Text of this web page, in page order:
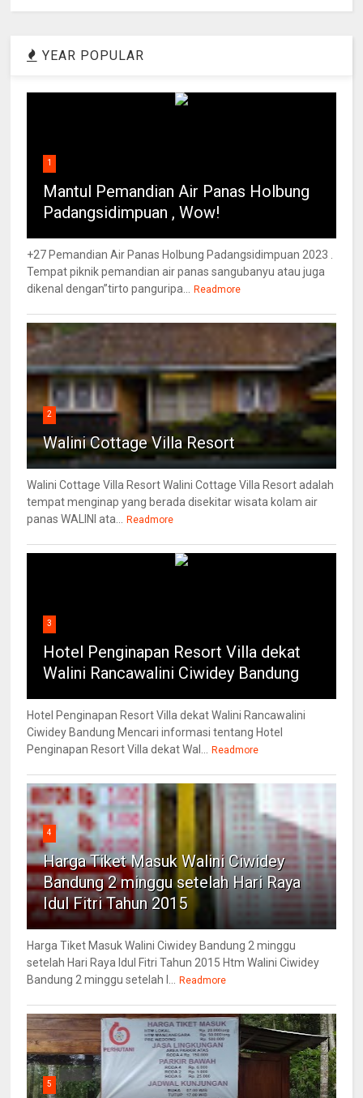
YEAR POPULAR
1
Mantul Pemandian Air Panas Holbung
Padangsidimpuan , Wow!
+27 Pemandian Air Panas Holbung Padangsidimpuan 2023 .
Tempat piknik pemandian air panas sangubanyu atau juga
dikenal dengan”tirto panguripa...
Readmore
2
Walini Cottage Villa Resort
Walini Cottage Villa Resort Walini Cottage Villa Resort adalah
tempat menginap yang berada disekitar wisata kolam air
panas WALINI ata...
Readmore
3
Hotel Penginapan Resort Villa dekat
Walini Rancawalini Ciwidey Bandung
Hotel Penginapan Resort Villa dekat Walini Rancawalini
Ciwidey Bandung Mencari informasi tentang Hotel
Penginapan Resort Villa dekat Wal...
Readmore
4
Harga Tiket Masuk Walini Ciwidey
Bandung 2 minggu setelah Hari Raya
Idul Fitri Tahun 2015
Harga Tiket Masuk Walini Ciwidey Bandung 2 minggu
setelah Hari Raya Idul Fitri Tahun 2015 Htm Walini Ciwidey
Bandung 2 minggu setelah l...
Readmore
5